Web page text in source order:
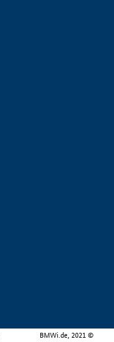
BMWi.de, 2021 ©